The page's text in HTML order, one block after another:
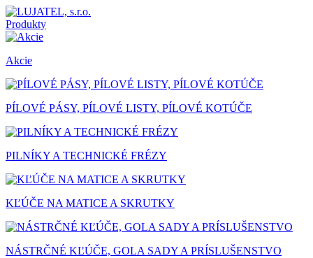
Produkty
Akcie
PÍLOVÉ PÁSY, PÍLOVÉ LISTY, PÍLOVÉ KOTÚČE
PILNÍKY A TECHNICKÉ FRÉZY
KĽÚČE NA MATICE A SKRUTKY
NÁSTRČNÉ KĽÚČE, GOLA SADY A PRÍSLUŠENSTVO